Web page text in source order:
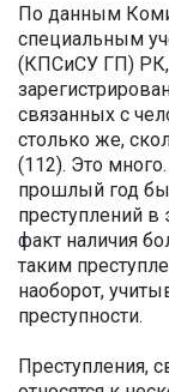
По данным
специальным
(КПСиСУ ГП) РК,
связанных с
столько же,
(112). Это
прошлый год
преступлений в
факт наличия
таким
наоборот,
преступности.
Преступления,